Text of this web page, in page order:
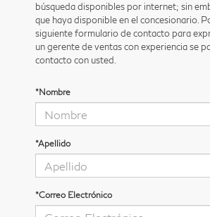
búsqueda disponibles por internet; sin
que haya disponible en el concesionario.
siguiente formulario de contacto para
un gerente de ventas con experiencia se
contacto con usted.
*Nombre
*Apellido
*Correo Electrónico